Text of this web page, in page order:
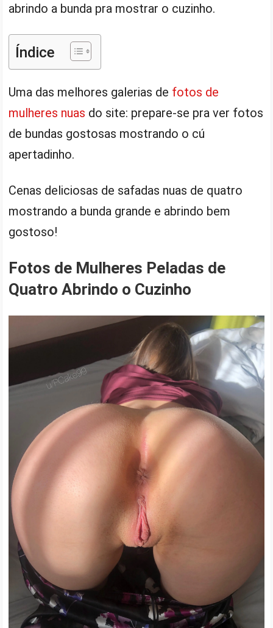
abrindo a bunda pra mostrar o cuzinho.
Índice
Uma das melhores galerias de fotos de
mulheres nuas do site: prepare-se pra ver fotos
de bundas gostosas mostrando o cú
apertadinho.
Cenas deliciosas de safadas nuas de quatro
mostrando a bunda grande e abrindo bem
gostoso!
Fotos de Mulheres Peladas de
Quatro Abrindo o Cuzinho